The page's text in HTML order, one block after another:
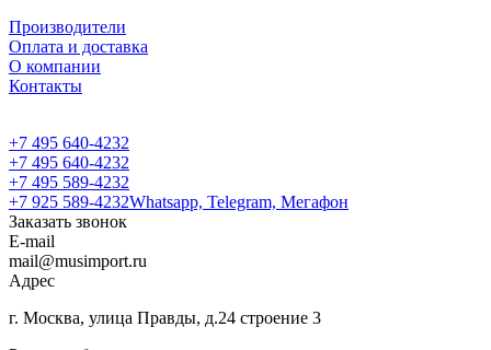
Производители
Оплата и доставка
О компании
Контакты
+7 495 640-4232
+7 495 640-4232
+7 495 589-4232
+7 925 589-4232Whatsapp, Telegram, Мегафон
Заказать звонок
E-mail
mail@musimport.ru
Адрес
г. Москва, улица Правды, д.24 строение 3